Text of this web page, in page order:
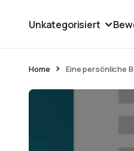
Unkategorisiert
Home Eine persönliche